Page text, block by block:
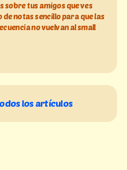
sobre tus amigos que ves
de notas sencillo para que las
no vuelvan al small
los artículos